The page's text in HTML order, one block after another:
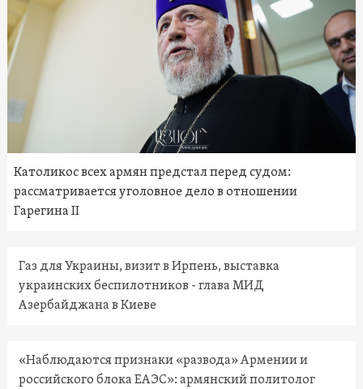
Католикос всех армян предстал перед судом:
рассматривается уголовное дело в отношении
Гарегина II
Газ для Украины, визит в Ирпень, выставка
украинских беспилотников - глава МИД
Азербайджана в Киеве
«Наблюдаются признаки «развода» Армении и
российского блока ЕАЭС»: армянский политолог